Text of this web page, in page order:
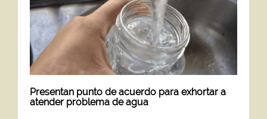
Presentan punto de acuerdo para exhortar a
atender problema de agua